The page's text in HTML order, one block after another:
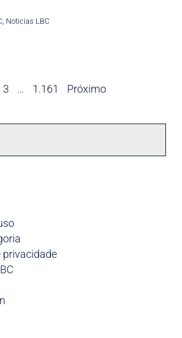
Noticias LBC
3 … 1.161 Próximo
privacidade